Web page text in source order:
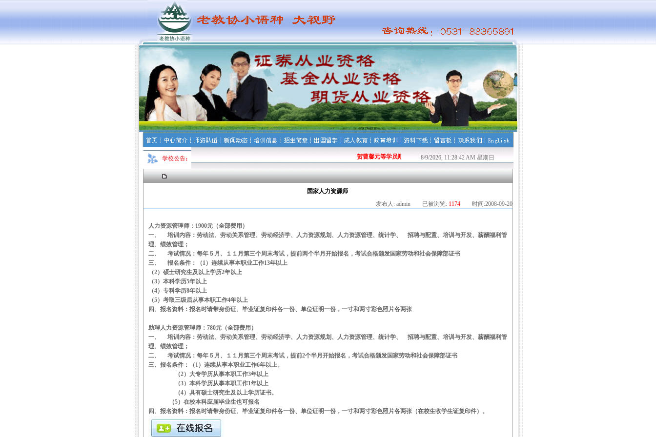
贺曹馨元等学员顺利通过基金从业资格考试！贺张霞、王玉、郭长文、王丽君、金添、陈佳欣、李召华、孙鹏、
8/9/2026, 11:28:43 AM 星期日
国家人力资源师
发布人: admin 已被浏览: 1174 时间:2008-09-20
人力资源管理师： 1900元（全部费用）
一、
培训内容：劳动法、劳动关系管理、劳动经济学、人力资源规划、人力资源管理、统计学、 招聘与配置、培训与开发、薪酬福利管
理、绩效管理；
二、
考试情况：每年５月、１１月第三个周末考试，提前两个半月开始报名，考试合格颁发国家劳动和社会保障部证书
三、
报名条件：（1）连续从事本职业工作13年以上
（2）硕士研究生及以上学历2年以上
（3）本科学历5年以上
（4）专科学历8年以上
（5）考取三级后从事本职工作4年以上
四、报名资料：报名时请带身份证、毕业证复印件各一份、单位证明一份，一寸和两寸彩色照片各两张
助理人力资源管理师：780元（全部费用）
一、
培训内容：劳动法、劳动关系管理、劳动经济学、人力资源规划、人力资源管理、统计学、 招聘与配置、培训与开发、薪酬福利管
理、绩效管理；
二、
考试情况：每年５月、１１月第三个周末考试，提前2个半月开始报名，考试合格颁发国家劳动和社会保障部证书
三、报名条件：（1）连续从事本职业工作6年以上。
（2）大专学历从事本职工作3年以上
（3）本科学历从事本职工作1年以上
（4）具有硕士研究生及以上学历证书。
（5）在校本科应届毕业生也可报名
四、报名资料：报名时请带身份证、毕业证复印件各一份、单位证明一份，一寸和两寸彩色照片各两张（在校生收学生证复印件）。